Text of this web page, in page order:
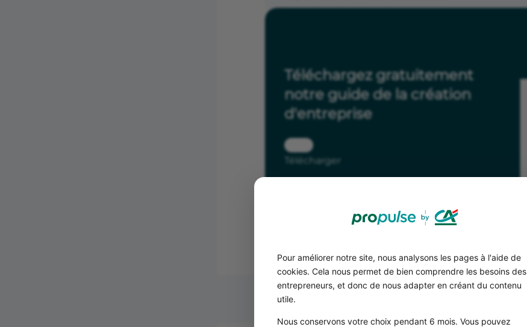
Pour améliorer notre site, nous analysons les pages à l'aide de
cookies. Cela nous permet de bien comprendre les besoins des
entrepreneurs, et donc de nous adapter en créant du contenu
utile.
Nous conservons votre choix pendant 6 mois. Vous pouvez
Téléchargez gratuitement
notre guide de la création
d'entreprise
Télécharger